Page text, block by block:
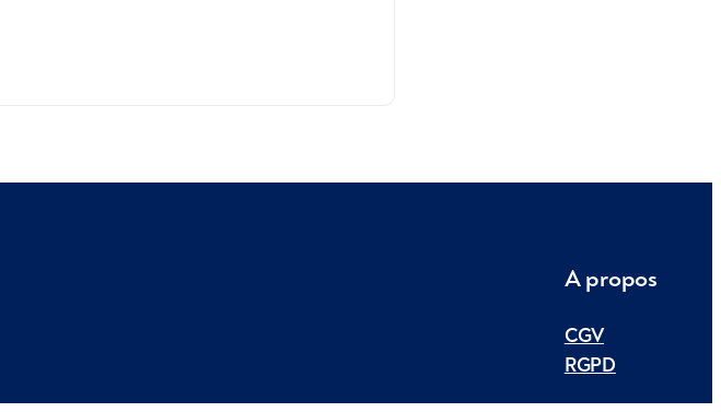
A propos
CGV
RGPD